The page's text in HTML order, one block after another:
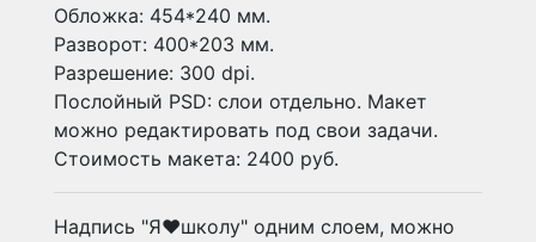
Обложка: 454*240 мм.
Разворот: 400*203 мм.
Разрешение: 300 dpi.
Послойный PSD: слои отдельно. Макет
можно редактировать под свои задачи.
Стоимость макета: 2400 руб.
Надпись "Я❤школу" одним слоем, можно